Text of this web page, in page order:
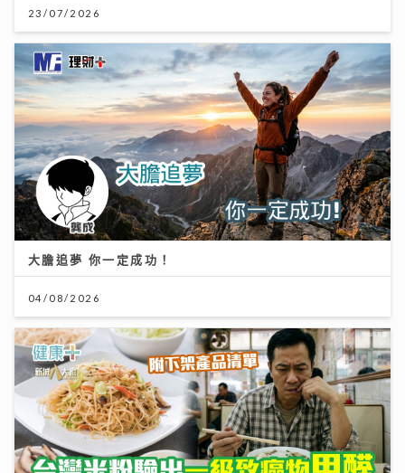
23/07/2026
大膽追夢 你一定成功！
04/08/2026